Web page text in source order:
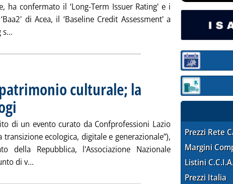
ha confermato il ‘Long-Term Issuer Rating' e i
di Acea, il ‘Baseline Credit Assessment' a
s... Leggi tutta la notizia: 'Acea: Moody's conferma rating
culturale; la
di un evento curato da Confprofessioni Lazio
ecologica, digitale e generazionale”),
della Repubblica, l'Associazione Nazionale
di v... Leggi tutta la notizia: 'Ambiente, energia e patrimonio
Sezione:
Sezione:
Prezzi Rete
Margini
Listini
Prezzi Italia